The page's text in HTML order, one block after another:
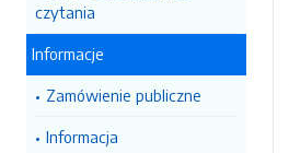
czytania
Informacje
Zamówienie publiczne
Informacja